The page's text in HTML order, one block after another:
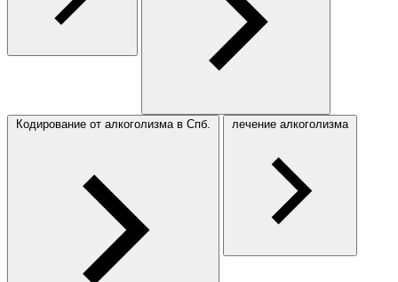
Кодирование от алкоголизма в Спб. лечение алкоголизма